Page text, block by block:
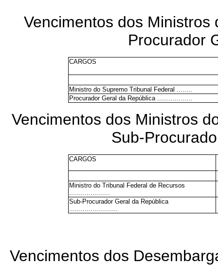
Vencimentos dos
Procurador
CARGOS
Ministro do Supremo Tribunal Federal ........
Procurador Geral da República ..................
Vencimentos dos Ministros
Sub-
CARGOS
Ministro do Tribunal Federal de Recursos
.....................
Sub-Procurador Geral da República
.........................
Vencimentos dos